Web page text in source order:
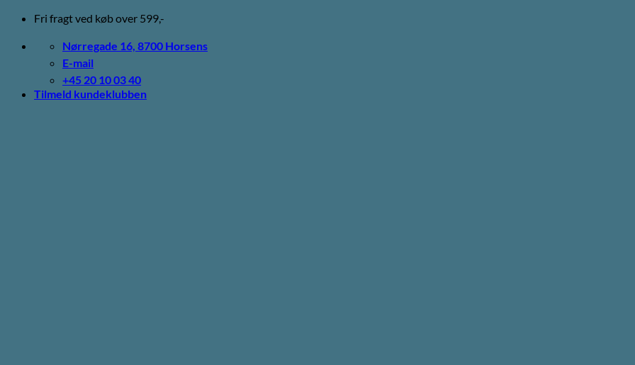
Fortsæt
indhold
Fri fragt ved køb over 599,-
Nørregade 16, 8700 Horsens
E-mail
+45 20 10 03 40
Tilmeld kundeklubben